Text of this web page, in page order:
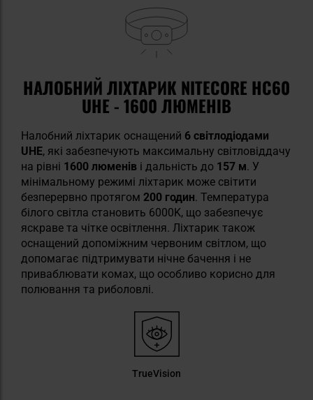
НАЛОБНИЙ ЛІХТАРИК NITECORE HC60
UHE - 1600 ЛЮМЕНІВ
Налобний ліхтарик оснащений 6 світлодіодами
UHE, які забезпечують максимальну світловіддачу
на рівні 1600 люменів і дальність до 157 м. У
мінімальному режимі ліхтарик може світити
безперервно протягом 200 годин. Температура
білого світла становить 6000K, що забезпечує
яскраве та чітке освітлення. Ліхтарик також
оснащений допоміжним червоним світлом, що
допомагає підтримувати нічне бачення і не
приваблювати комах, що особливо корисно для
полювання та риболовлі.
TrueVision